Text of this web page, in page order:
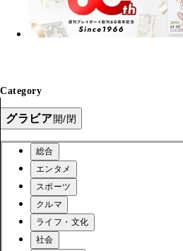
Category
グラビア開/閉
総合
エンタメ
スポーツ
クルマ
ライフ・文化
社会